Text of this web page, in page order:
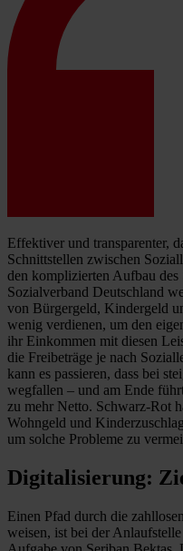
Effektiver und transparenter,
Schnittstellen zwischen
den komplizierten Aufbau des
Sozialverband Deutschland
von Bürgergeld, Kindergeld
wenig verdienen, um den
ihr Einkommen mit diesen
die Freibeträge je nach
kann es passieren, dass bei
wegfallen – und am Ende
zu mehr Netto. Schwarz-Rot
Wohngeld und
um solche Probleme zu
Digitalisierung:
Einen Pfad durch die
weisen, ist bei der